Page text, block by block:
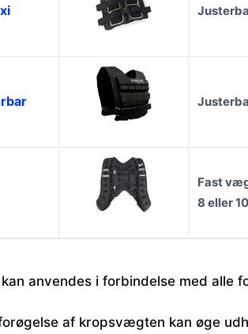
Fast
8 eller
anvendes i forbindelse med
af kropsvægten kan øge